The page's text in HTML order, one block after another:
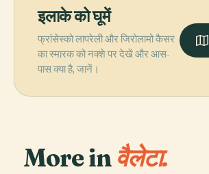
इलाके को घूमें
फ्रांसेस्को लापरेली और जिरोलामो कैसर
का स्मारक को नक्शे पर देखें और आस-
पास क्या है, जानें।
More in वैलेटा.